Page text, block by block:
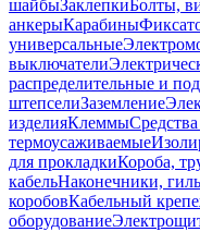
шайбыЗаклепкиБолты,
анкерыКарабины
универсальные
выключатели
распределительные и
штепселиЗаземление
изделияКлеммы
термоусаживаемые
для прокладкиКороба,
кабельНаконечники,
коробовКабельный
оборудование